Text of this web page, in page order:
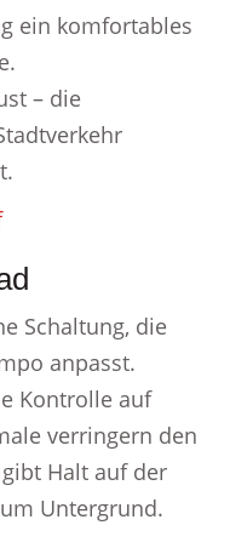
ein komfortables
– die
Schaltung, die
anpasst.
Kontrolle auf
verringern den
Halt auf der
Untergrund.